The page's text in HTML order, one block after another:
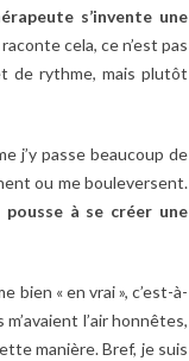
s’invente une
cela, ce n’est pas
de rythme, mais plutôt
j’y passe beaucoup de
ou me bouleversent.
à se créer une
bien « en vrai », c’est-à-
l’air honnêtes,
manière. Bref, je suis